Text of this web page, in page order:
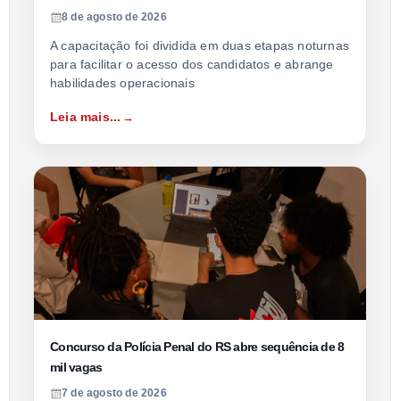
8 de agosto de 2026
A capacitação foi dividida em duas etapas noturnas
para facilitar o acesso dos candidatos e abrange
habilidades operacionais
Leia mais...
Concurso da Polícia Penal do RS abre sequência de 8
mil vagas
7 de agosto de 2026